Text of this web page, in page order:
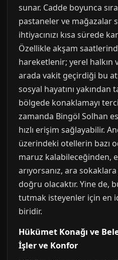
sunar. Cadde boyunca
pastaneler ve mağazalar
ihtiyacınızı kısa sürede
Özellikle akşam
hareketlenir; yerel halkın
arada vakit geçirdiği bu
sosyal hayatını yakından
bölgede konaklamayı
zamanda Bingöl Solhan
hızlı erişim sağlayabilir.
üzerindeki otellerin bazı
maruz kalabileceğinden,
arıyorsanız, ara
doğru olacaktır. Yine de,
tutmak isteyenler için en
biridir.
Hükümet Konağı ve
İşler ve Konfor